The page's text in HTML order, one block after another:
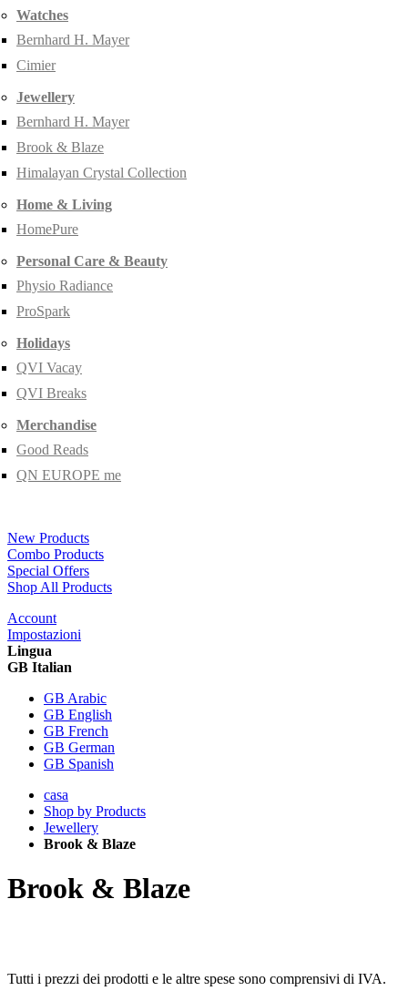
Watches
Bernhard H. Mayer
Cimier
Jewellery
Bernhard H. Mayer
Brook & Blaze
Himalayan Crystal Collection
Home & Living
HomePure
Personal Care & Beauty
Physio Radiance
ProSpark
Holidays
QVI Vacay
QVI Breaks
Merchandise
Good Reads
QN EUROPE me
New Products
Combo Products
Special Offers
Shop All Products
Account
Impostazioni
Lingua
GB Italian
GB Arabic
GB English
GB French
GB German
GB Spanish
casa
Shop by Products
Jewellery
Brook & Blaze
Brook & Blaze
Tutti i prezzi dei prodotti e le altre spese sono comprensivi di IVA.